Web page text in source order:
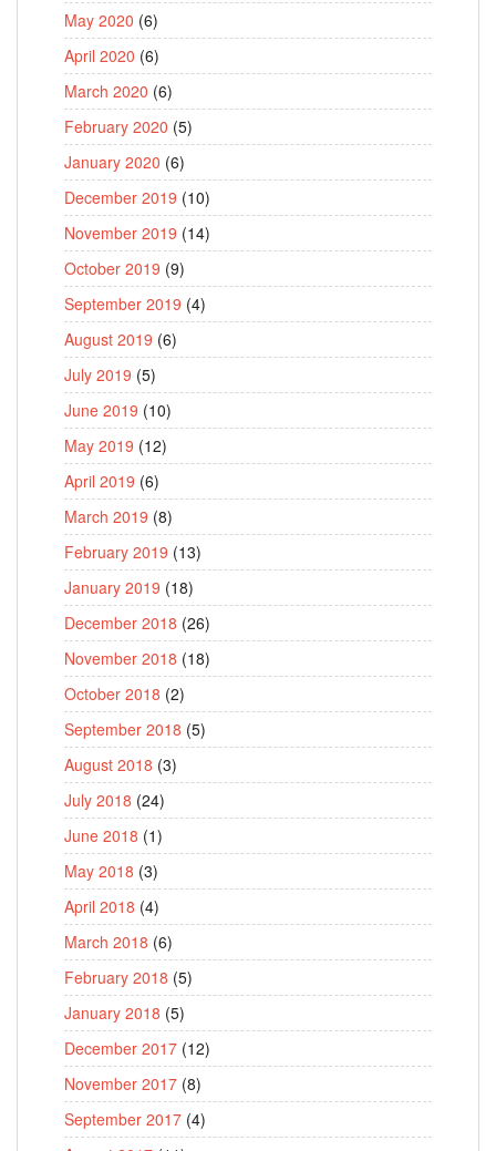
May 2020 (6)
April 2020 (6)
March 2020 (6)
February 2020 (5)
January 2020 (6)
December 2019 (10)
November 2019 (14)
October 2019 (9)
September 2019 (4)
August 2019 (6)
July 2019 (5)
June 2019 (10)
May 2019 (12)
April 2019 (6)
March 2019 (8)
February 2019 (13)
January 2019 (18)
December 2018 (26)
November 2018 (18)
October 2018 (2)
September 2018 (5)
August 2018 (3)
July 2018 (24)
June 2018 (1)
May 2018 (3)
April 2018 (4)
March 2018 (6)
February 2018 (5)
January 2018 (5)
December 2017 (12)
November 2017 (8)
September 2017 (4)